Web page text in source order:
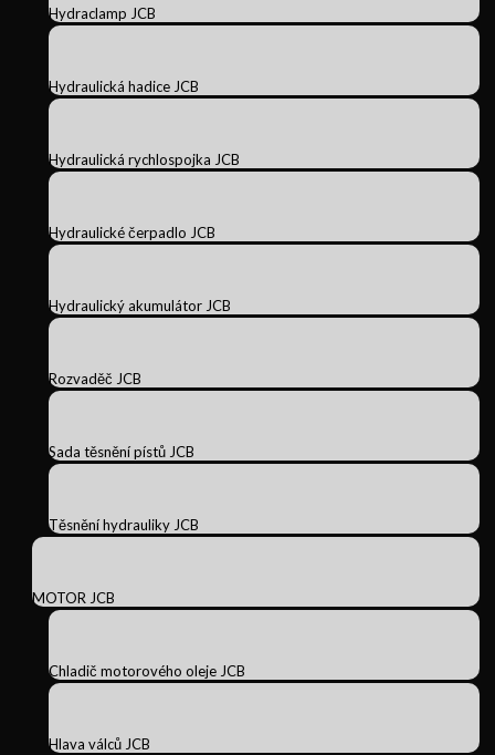
Hydraclamp JCB
Hydraulická hadice JCB
Hydraulická rychlospojka JCB
Hydraulické čerpadlo JCB
Hydraulický akumulátor JCB
Rozvaděč JCB
Sada těsnění pístů JCB
Těsnění hydrauliky JCB
MOTOR JCB
Chladič motorového oleje JCB
Hlava válců JCB